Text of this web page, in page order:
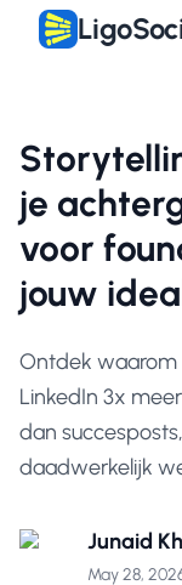
je
voor
jouw
Ontdek
LinkedIn 3x
dan
daadwerkelijk
Junaid
May 28,